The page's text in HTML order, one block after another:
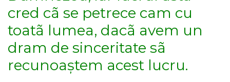
cred cã se petrece cam cu
toatã lumea, dacã avem un
dram de sinceritate sã
recunoaștem acest lucru.